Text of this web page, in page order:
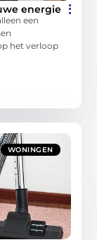
energie
een
het verloop
WONINGEN